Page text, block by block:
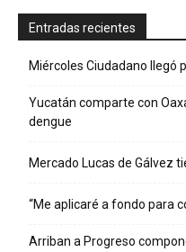
Entradas recientes
Miércoles Ciudadano llegó
Yucatán comparte con
dengue
Mercado Lucas de Gálvez
“Me aplicaré a fondo para
Arriban a Progreso